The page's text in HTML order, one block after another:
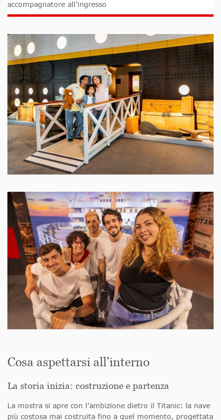
accompagnatore all’ingresso
Cosa aspettarsi all’interno
La storia inizia: costruzione e partenza
La mostra si apre con l’ambizione dietro il Titanic: la nave
più costosa mai costruita fino a quel momento, progettata